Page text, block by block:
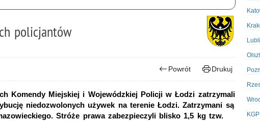
policjantów
Powrót Drukuj
Komendy Miejskiej i Wojewódzkiej Policji w Łodzi zatrzymali
niedozwolonych używek na terenie Łodzi. Zatrzymani są
Stróże prawa zabezpieczyli blisko 1,5 kg tzw.
KGP